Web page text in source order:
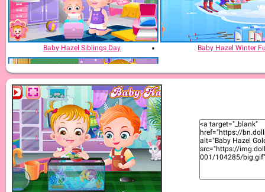
Baby Hazel Siblings Day Baby Hazel Winter
Baby Hazel: In Preschool